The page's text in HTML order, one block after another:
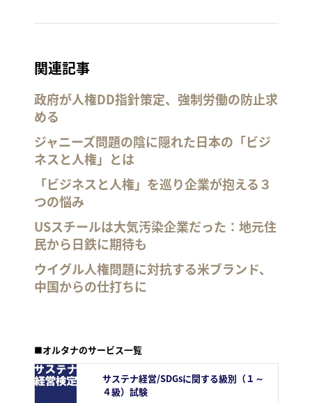
関連記事
政府が人権DD指針策定、強制労働の防止求
める
ジャニーズ問題の陰に隠れた日本の「ビジ
ネスと人権」とは
「ビジネスと人権」を巡り企業が抱える３
つの悩み
USスチールは大気汚染企業だった：地元住
民から日鉄に期待も
ウイグル人権問題に対抗する米ブランド、
中国からの仕打ちに
■オルタナのサービス一覧
サステナ経営/SDGsに関する級別（１～
４級）試験